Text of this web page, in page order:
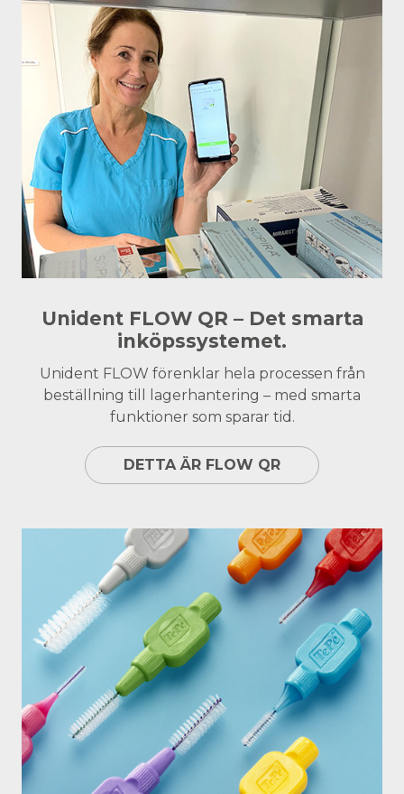
Unident FLOW QR – Det smarta
inköpssystemet.
Unident FLOW förenklar hela processen från
beställning till lagerhantering – med smarta
funktioner som sparar tid.
DETTA ÄR FLOW QR